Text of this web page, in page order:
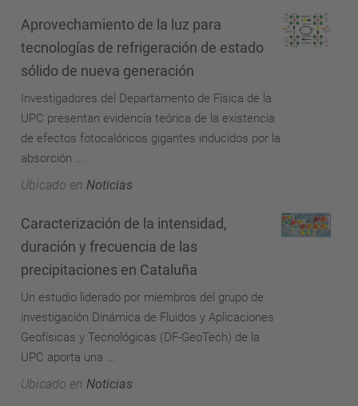
Aprovechamiento de la luz para
tecnologías de refrigeración de estado
sólido de nueva generación
Investigadores del Departamento de Física de la
UPC presentan evidencia teórica de la existencia
de efectos fotocalóricos gigantes inducidos por la
absorción ...
Ubicado en Noticias
Caracterización de la intensidad,
duración y frecuencia de las
precipitaciones en Cataluña
Un estudio liderado por miembros del grupo de
investigación Dinámica de Fluidos y Aplicaciones
Geofísicas y Tecnológicas (DF-GeoTech) de la
UPC aporta una ...
Ubicado en Noticias